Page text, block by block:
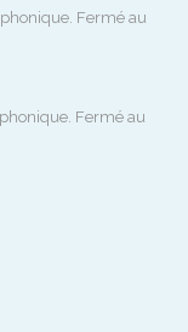
Fermé au
Fermé au